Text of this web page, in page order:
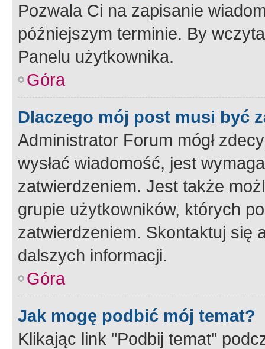
Pozwala Ci na zapisanie
późniejszym terminie. By
Panelu użytkownika.
Góra
Dlaczego mój post musi być
Administrator Forum mógł
wysłać wiadomość, jest
zatwierdzeniem. Jest także
grupie użytkowników, których
zatwierdzeniem. Skontaktuj się
dalszych informacji.
Góra
Jak mogę podbić mój temat?
Klikając link "Podbij temat"